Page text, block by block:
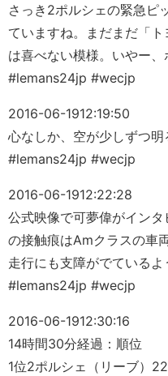
さっき2ポルシェの緊急ピ
ていますね。まだまだ「
は喜べない模様。いやー、
#lemans24jp #wecjp
2016-06-1912:19:50
心なしか、空が少しずつ明
#lemans24jp #wecjp
2016-06-1912:22:28
公式映像で可夢偉がイン
の接触痕はAmクラスの車
走行にも支障がでているよ
#lemans24jp #wecjp
2016-06-1912:30:16
14時間30分経過：順位
1位2ポルシェ（リーブ）